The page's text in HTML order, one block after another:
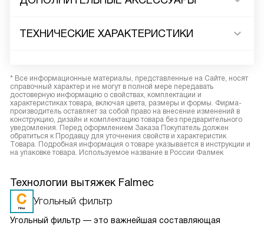
ТЕХНИЧЕСКИЕ ХАРАКТЕРИСТИКИ
* Все информационные материалы, представленные на Сайте, носят
справочный характер и не могут в полной мере передавать
достоверную информацию о свойствах, комплектации и
характеристиках товара, включая цвета, размеры и формы. Фирма-
производитель оставляет за собой право на внесение изменений в
конструкцию, дизайн и комплектацию товара без предварительного
уведомления. Перед оформлением Заказа Покупатель должен
обратиться к Продавцу для уточнения свойств и характеристик
Товара. Подробная информация о товаре указывается в инструкции и
на упаковке товара. Используемое название в России Фалмек
Технологии вытяжек Falmec
Угольный фильтр
Угольный фильтр — это важнейшая составляющая